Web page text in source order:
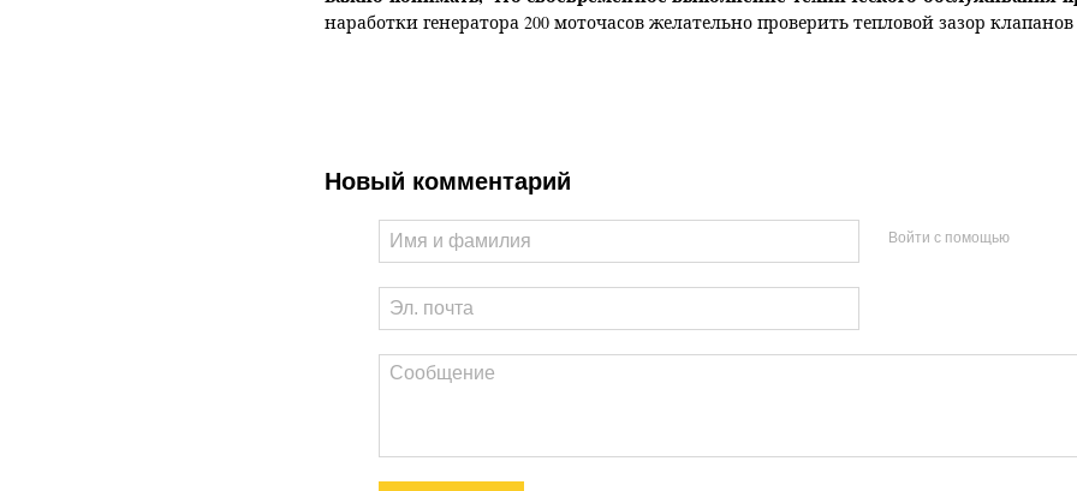
наработки генератора 200 моточасов желательно проверить тепловой зазор
Новый комментарий
Войти с помощью